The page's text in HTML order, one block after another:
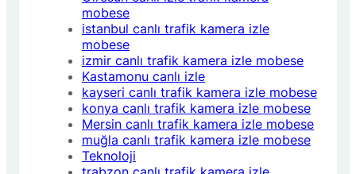
mobese
istanbul canlı trafik kamera izle
mobese
izmir canlı trafik kamera izle mobese
Kastamonu canlı izle
kayseri canlı trafik kamera izle mobese
konya canlı trafik kamera izle mobese
Mersin canlı trafik kamera izle mobese
muğla canlı trafik kamera izle mobese
Teknoloji